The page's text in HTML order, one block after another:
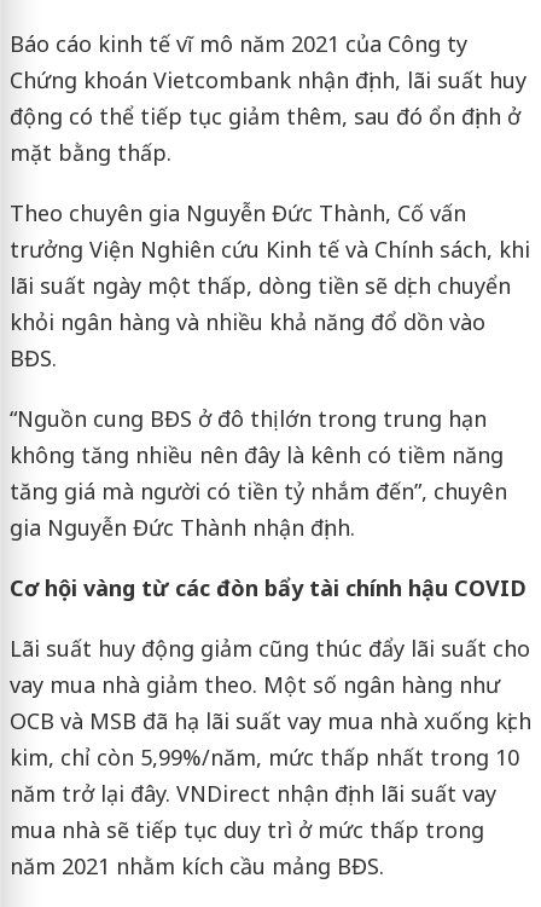
Báo cáo kinh tế vĩ mô năm 2021 của Công ty
Chứng khoán Vietcombank nhận định, lãi suất huy
động có thể tiếp tục giảm thêm, sau đó ổn định ở
mặt bằng thấp.
Theo chuyên gia Nguyễn Đức Thành, Cố vấn
trưởng Viện Nghiên cứu Kinh tế và Chính sách, khi
lãi suất ngày một thấp, dòng tiền sẽ dịch chuyển
khỏi ngân hàng và nhiều khả năng đổ dồn vào
BĐS.
“Nguồn cung BĐS ở đô thị lớn trong trung hạn
không tăng nhiều nên đây là kênh có tiềm năng
tăng giá mà người có tiền tỷ nhắm đến”, chuyên
gia Nguyễn Đức Thành nhận định.
Cơ hội vàng từ các đòn bẩy tài chính hậu COVID
Lãi suất huy động giảm cũng thúc đẩy lãi suất cho
vay mua nhà giảm theo. Một số ngân hàng như
OCB và MSB đã hạ lãi suất vay mua nhà xuống kịch
kim, chỉ còn 5,99%/năm, mức thấp nhất trong 10
năm trở lại đây. VNDirect nhận định lãi suất vay
mua nhà sẽ tiếp tục duy trì ở mức thấp trong
năm 2021 nhằm kích cầu mảng BĐS.